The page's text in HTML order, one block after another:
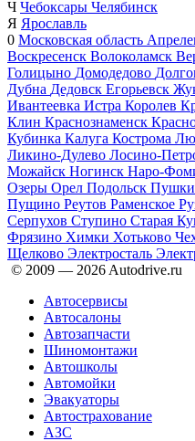
Ч Чебоксары Челябинск
Я Ярославль
0 Московская область
Воскресенск Волоколамск
Голицыно Домодедово
Дубна Дедовск Егорьевск
Ивантеевка Истра Королев
Клин Краснознаменск
Кубинка Калуга Кострома
Ликино-Дулево Лосино-
Можайск Ногинск Наро-
Озеры Орел Подольск
Пущино Реутов Раменское
Серпухов Ступино Старая
Фрязино Химки Хотьково
Щелково Электросталь
© 2009 — 2026 Autodrive.ru
Автосервисы
Автосалоны
Автозапчасти
Шиномонтажи
Автошколы
Автомойки
Эвакуаторы
Автострахование
АЗС